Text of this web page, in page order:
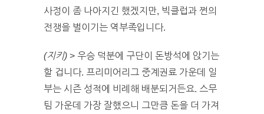
사정이 좀 나아지긴 했겠지만, 빅클럽과 쩐의
전쟁을 벌이기는 역부족입니다.
(지키) > 우승 덕분에 구단이 돈방석에 앉기는
할 겁니다. 프리미어리그 중계권료 가운데 일
부는 시즌 성적에 비례해 배분되거든요. 스무
팀 가운데 가장 잘했으니 그만큼 돈을 더 가져